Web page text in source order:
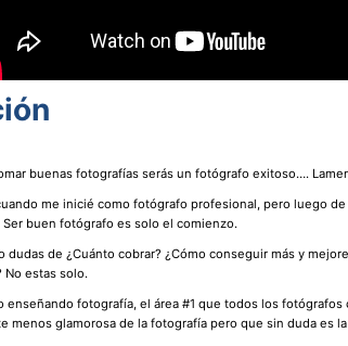
buenas fotografías serás un fotógrafo exitoso….
me inicié como fotógrafo profesional, pero luego
buen fotógrafo es solo el comienzo.
dudas de ¿Cuánto cobrar? ¿Cómo conseguir más y
estas solo.
enseñando fotografía, el área #1 que todos los
menos glamorosa de la fotografía pero que sin duda es